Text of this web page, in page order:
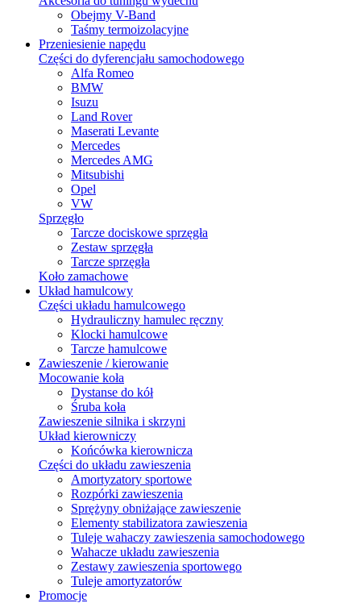
Obejmy V-Band
Taśmy termoizolacyjne
Przeniesienie napędu
Części do dyferencjału samochodowego
Alfa Romeo
BMW
Isuzu
Land Rover
Maserati Levante
Mercedes
Mercedes AMG
Mitsubishi
Opel
VW
Sprzęgło
Tarcze dociskowe sprzęgła
Zestaw sprzęgła
Tarcze sprzęgła
Koło zamachowe
Układ hamulcowy
Części układu hamulcowego
Hydrauliczny hamulec ręczny
Klocki hamulcowe
Tarcze hamulcowe
Zawieszenie / kierowanie
Mocowanie koła
Dystanse do kół
Śruba koła
Zawieszenie silnika i skrzyni
Układ kierowniczy
Końcówka kierownicza
Części do układu zawieszenia
Amortyzatory sportowe
Rozpórki zawieszenia
Sprężyny obniżające zawieszenie
Elementy stabilizatora zawieszenia
Tuleje wahaczy zawieszenia samochodowego
Wahacze układu zawieszenia
Zestawy zawieszenia sportowego
Tuleje amortyzatorów
Promocje